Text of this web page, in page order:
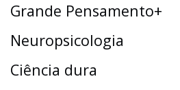
Grande Pensamento+
Neuropsicologia
Ciência dura